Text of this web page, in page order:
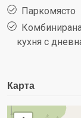
Паркомясто
кухня с
Карта